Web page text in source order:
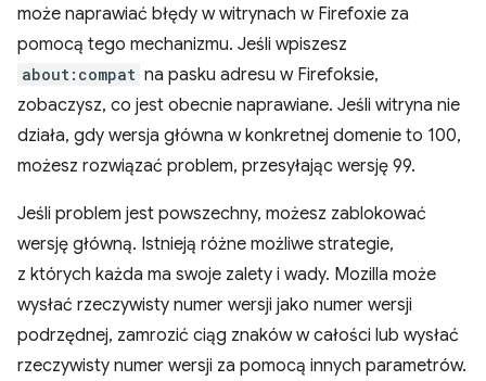
może naprawiać błędy w witrynach w Firefoxie za
pomocą tego mechanizmu. Jeśli wpiszesz
about:compat na pasku adresu w Firefoksie,
zobaczysz, co jest obecnie naprawiane. Jeśli witryna nie
działa, gdy wersja główna w konkretnej domenie to 100,
możesz rozwiązać problem, przesyłając wersję 99.
Jeśli problem jest powszechny, możesz zablokować
wersję główną. Istnieją różne możliwe strategie,
z których każda ma swoje zalety i wady. Mozilla może
wysłać rzeczywisty numer wersji jako numer wersji
podrzędnej, zamrozić ciąg znaków w całości lub wysłać
rzeczywisty numer wersji za pomocą innych parametrów.